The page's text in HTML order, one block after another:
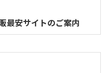
最安サイトのご案内